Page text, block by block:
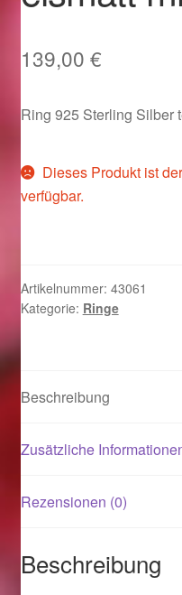
Impressum
Karneval 2015 –
Karneval 2019 –
Karneval 2020 –
Liefer- und Versandkosten
Magisches und
Magisches und
Magisches und
139,00 €
Ring 925 Sterling Silber
Dieses Produkt ist
verfügbar.
Artikelnummer: 43061
Kategorie: Ringe
Beschreibung
Zusätzliche
Rezensionen (0)
Beschreibung